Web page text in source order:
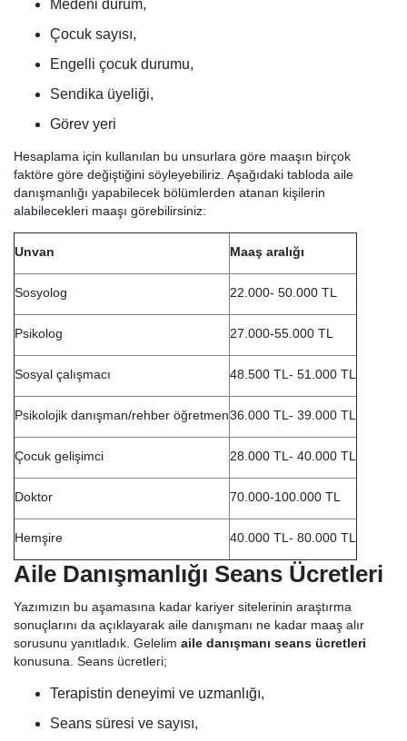
Medeni durum,
Çocuk sayısı,
Engelli çocuk durumu,
Sendika üyeliği,
Görev yeri
Hesaplama için kullanılan bu unsurlara göre maaşın birçok
faktöre göre değiştiğini söyleyebiliriz. Aşağıdaki tabloda aile
danışmanlığı yapabilecek bölümlerden atanan kişilerin
alabilecekleri maaşı görebilirsiniz:
Unvan Maaş aralığı
Sosyolog 22.000- 50.000 TL
Psikolog 27.000-55.000 TL
Sosyal çalışmacı 48.500 TL- 51.000 TL
Psikolojik danışman/rehber öğretmen36.000 TL- 39.000 TL
Çocuk gelişimci 28.000 TL- 40.000 TL
Doktor 70.000-100.000 TL
Hemşire 40.000 TL- 80.000 TL
Aile Danışmanlığı Seans Ücretleri
Yazımızın bu aşamasına kadar kariyer sitelerinin araştırma
sonuçlarını da açıklayarak aile danışmanı ne kadar maaş alır
sorusunu yanıtladık. Gelelim aile danışmanı seans ücretleri
konusuna. Seans ücretleri;
Terapistin deneyimi ve uzmanlığı,
Seans süresi ve sayısı,